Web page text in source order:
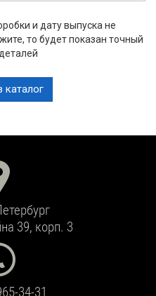
и дату выпуска не
то будет показан точный
каталог
39, корп. 3
34-31